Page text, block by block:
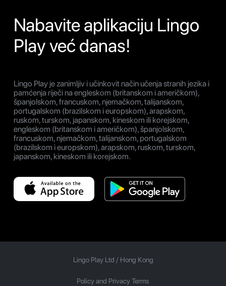
Nabavite aplikaciju Lingo
Play već danas!
Lingo Play je zanimljiv i učinkovit način učenja stranih jezika i
pamćenja riječi na engleskom (britanskom i američkom),
španjolskom, francuskom, njemačkom, talijanskom,
portugalskom (brazilskom i europskom), arapskom,
ruskom, turskom, japanskom, kineskom ili korejskom,
engleskom (britanskom i američkom), španjolskom,
francuskom, njemačkom, talijanskom, portugalskom
(brazilskom i europskom), arapskom, ruskom, turskom,
japanskom, kineskom ili korejskom.
Lingo Play Ltd / Hong Kong
Policy and Privacy Terms